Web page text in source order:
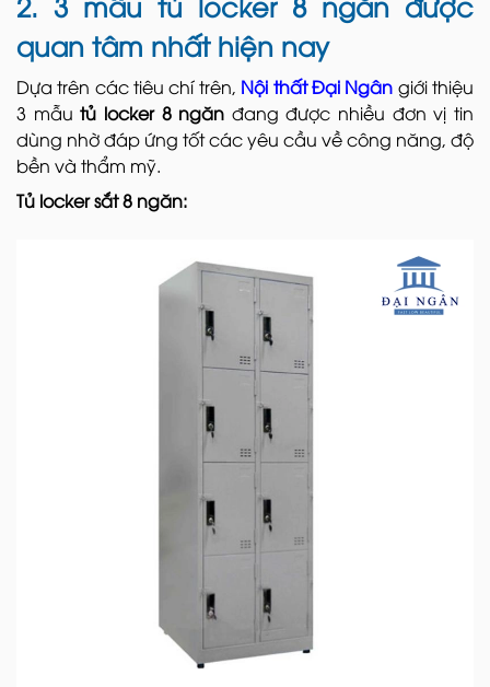
quan tâm nhất hiện nay
Dựa trên các tiêu chí trên, Nội thất Đại Ngân giới thiệu
3 mẫutủ locker 8 ngăn đang được nhiều đơn vị tin
dùng nhờ đáp ứng tốt các yêu cầu về công năng, độ
bền và thẩm mỹ.
Tủ locker sắt 8 ngăn: